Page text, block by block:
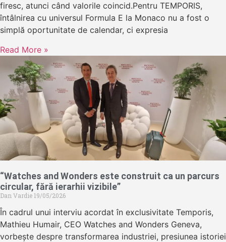
firesc, atunci când valorile coincid.Pentru TEMPORIS,
întâlnirea cu universul Formula E la Monaco nu a fost o
simplă oportunitate de calendar, ci expresia
Read More »
“Watches and Wonders este construit ca un parcurs
circular, fără ierarhii vizibile”
Dan Vardie19/05/2026
În cadrul unui interviu acordat în exclusivitate Temporis,
Mathieu Humair, CEO Watches and Wonders Geneva,
vorbește despre transformarea industriei, presiunea istoriei